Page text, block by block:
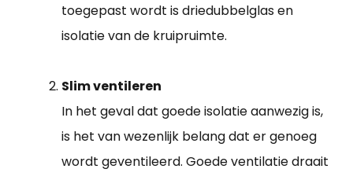
toegepast wordt is driedubbelglas en
isolatie van de kruipruimte.
Slim ventileren
In het geval dat goede isolatie aanwezig is,
is het van wezenlijk belang dat er genoeg
wordt geventileerd. Goede ventilatie draait